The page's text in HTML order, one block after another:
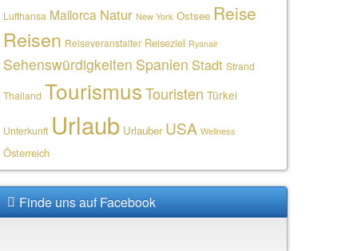
Lufthansa Mallorca Natur New York Ostsee Reise
Reisen Reiseveranstalter Reiseziel Ryanair
Sehenswürdigkeiten Spanien Stadt Strand
Thailand Tourismus Touristen Türkei
Unterkunft Urlaub Urlauber USA Wellness
Österreich
Finde uns auf Facebook